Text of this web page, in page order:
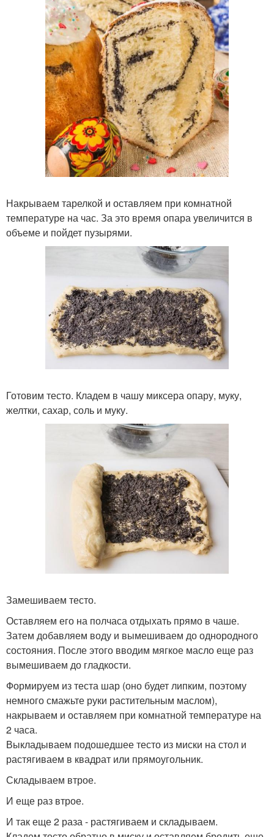
Накрываем тарелкой и оставляем при комнатной
температуре на час. За это время опара увеличится в
объеме и пойдет пузырями.
Готовим тесто. Кладем в чашу миксера опару, муку,
желтки, сахар, соль и муку.
Замешиваем тесто.
Оставляем его на полчаса отдыхать прямо в чаше.
Затем добавляем воду и вымешиваем до однородного
состояния. После этого вводим мягкое масло еще раз
вымешиваем до гладкости.
Формируем из теста шар (оно будет липким, поэтому
немного смажьте руки растительным маслом),
накрываем и оставляем при комнатной температуре на
2 часа.
Выкладываем подошедшее тесто из миски на стол и
растягиваем в квадрат или прямоугольник.
Складываем втрое.
И еще раз втрое.
И так еще 2 раза - растягиваем и складываем.